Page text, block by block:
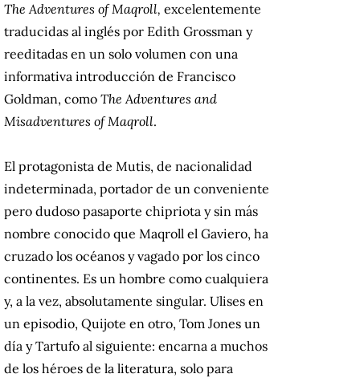
The Adventures of Maqroll, excelentemente
traducidas al inglés por Edith Grossman y
reeditadas en un solo volumen con una
informativa introducción de Francisco
Goldman, como The Adventures and
Misadventures of Maqroll.
El protagonista de Mutis, de nacionalidad
indeterminada, portador de un conveniente
pero dudoso pasaporte chipriota y sin más
nombre conocido que Maqroll el Gaviero, ha
cruzado los océanos y vagado por los cinco
continentes. Es un hombre como cualquiera
y, a la vez, absolutamente singular. Ulises en
un episodio, Quijote en otro, Tom Jones un
día y Tartufo al siguiente: encarna a muchos
de los héroes de la literatura, solo para